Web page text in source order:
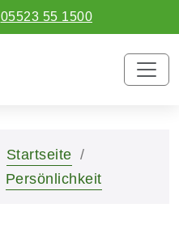
05523 55 1500
Startseite
Persönlichkeit